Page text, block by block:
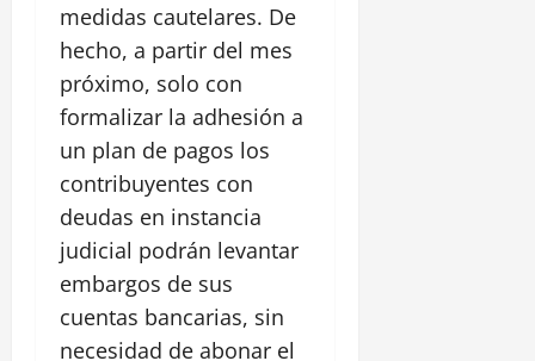
medidas cautelares. De
hecho, a partir del mes
próximo, solo con
formalizar la adhesión a
un plan de pagos los
contribuyentes con
deudas en instancia
judicial podrán levantar
embargos de sus
cuentas bancarias, sin
necesidad de abonar el